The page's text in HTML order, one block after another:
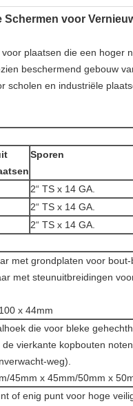
voor
plaatsen die een hoger
beschermend gebouw
scholen en industriële
Sporen
2“ TS x 14 GA.
2“ TS x 14 GA.
2“ TS x 14 GA.
met grondplaten voor
met steunuitbreidingen
x 44mm
die voor bleke
vierkante kopbouten
weg).
45mm x 45mm/50mm x
of enig punt voor hoge